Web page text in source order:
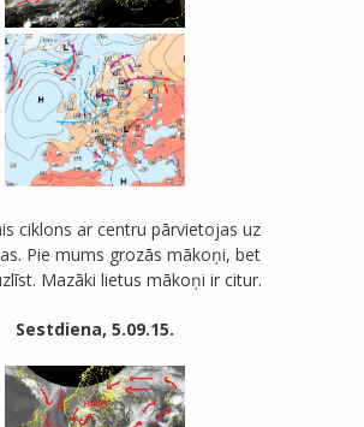
ciklons ar centru pārvietojas uz
Pie mums grozās mākoņi, bet
Mazāki lietus mākoņi ir citur.
Sestdiena, 5.09.15.